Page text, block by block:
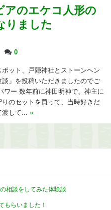
アのエケコ人形の
りました
0
ット、戸隠神社とストーンヘン
」を投稿いただきましたのでご
ワー 数年前に神田明神で、神主に
のセットを買って、当時好きだ
渡して... »
相談をしてみた体験談
もらいました！